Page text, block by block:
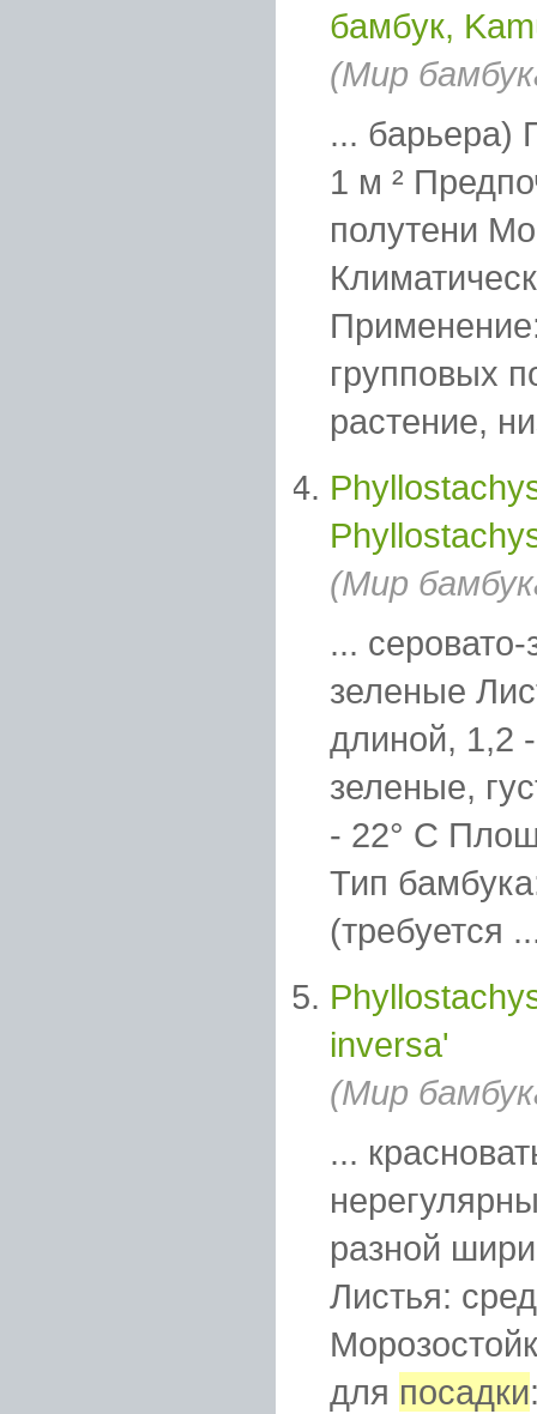
бамбук,
(Мир
...
1 м ²
полутени
групповых
растение,
(Мир
...
зеленые
длиной, 1,2
зеленые,
- 22° C
Тип
(требуется
inversa'
(Мир
...
разной
Листья:
для посадки